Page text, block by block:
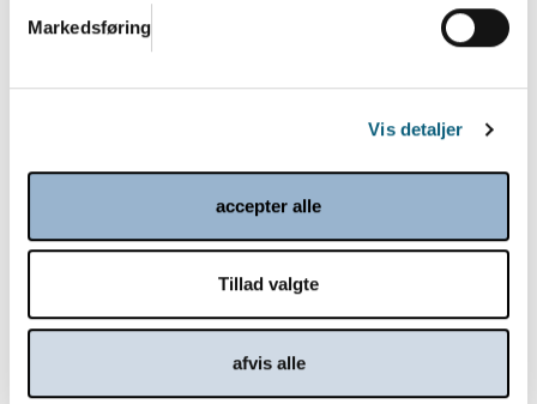
Markedsføring
Vis detaljer
accepter alle
Tillad valgte
afvis alle
Bliv klar til et spændende efterår 2026
og start 2027 i Danish.Care